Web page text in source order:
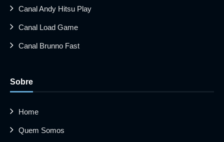
Canal Andy Hitsu Play
Canal Load Game
Canal Brunno Fast
Sobre
Home
Quem Somos